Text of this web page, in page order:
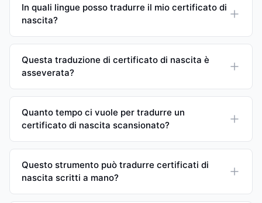
In quali lingue posso tradurre il mio certificato di
nascita?
Questa traduzione di certificato di nascita è
asseverata?
Quanto tempo ci vuole per tradurre un
certificato di nascita scansionato?
Questo strumento può tradurre certificati di
nascita scritti a mano?